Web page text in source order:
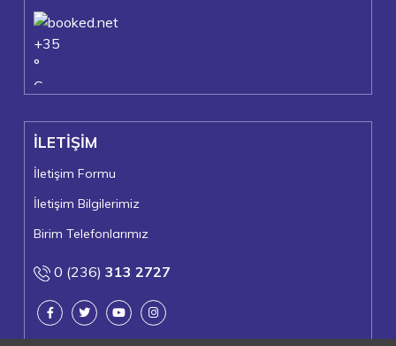
+35
°
C
+24°
Turgutlu
Perşembe, 06
İLETİŞİM
İletişim Formu
İletişim Bilgilerimiz
Birim Telefonlarımız
0 (236) 313 2727